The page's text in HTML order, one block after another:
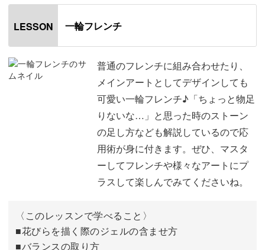
ん。
シンプルだけど上品なフラワーを描くための方法を
一からレクチャーしていきます。
◆花びらを描く際のジェルの含ませ方
◆花芯を描く際のジェルの分量
など、今回のレッスンも見どころたっぷり。
で、
一輪フレンチをきれいに施すためのベース作りなども習得
LESSON 一輪フレンチ
普通のフレンチに組み合わせたり、
メインアートとしてデザインしても
可愛い一輪フレンチ♪「ちょっと物足
りないな…」と思った時のストーン
の足し方なども解説しているので応
用術が身に付きます。ぜひ、マスタ
ーしてフレンチや様々なアートにプ
ラスして楽しんでみてくださいね。
〈このレッスンで学べること〉
■花びらを描く際のジェルの含ませ方
■バランスの取り方